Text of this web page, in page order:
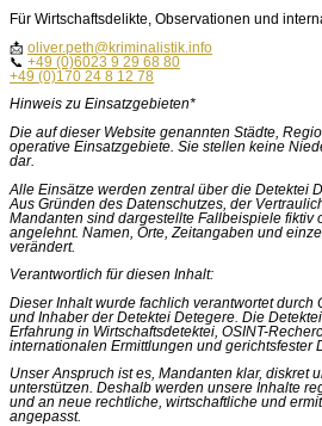
Für Wirtschaftsdelikte, Observationen und
📩 oliver.peth@kriminalistik.info
📞 +49 (0)6023 9 29 68 80
+49 (0)170 24 8 12 78
Hinweis zu Einsatzgebieten*
Die auf dieser Website genannten Städte,
operative Einsatzgebiete. Sie stellen keine
dar.
Alle Einsätze werden zentral über die Detektei
Aus Gründen des Datenschutzes, der
Mandanten sind dargestellte Fallbeispiele fiktiv
angelehnt. Namen, Orte, Zeitangaben und
verändert.
Verantwortlich für diesen Inhalt:
Dieser Inhalt wurde fachlich verantwortet durch
und Inhaber der Detektei Detegere. Die
Erfahrung in Wirtschaftsdetektei, OSINT-
internationalen Ermittlungen und gerichtsfester
Unser Anspruch ist es, Mandanten klar, diskret
unterstützen. Deshalb werden unsere Inhalte
und an neue rechtliche, wirtschaftliche und
angepasst.